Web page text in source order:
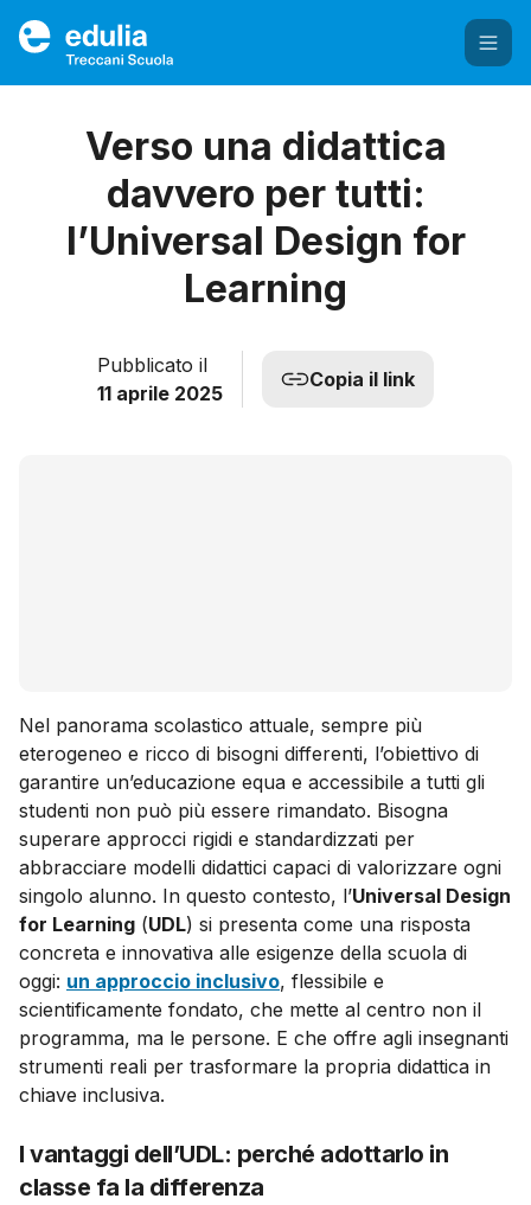
Edulia Treccani Scuola
Verso una didattica
davvero per tutti:
l’Universal Design for
Learning
Pubblicato il
11 aprile 2025
Copia il link
Nel panorama scolastico attuale, sempre più
eterogeneo e ricco di bisogni differenti, l’obiettivo di
garantire un’educazione equa e accessibile a tutti gli
studenti non può più essere rimandato. Bisogna
superare approcci rigidi e standardizzati per
abbracciare modelli didattici capaci di valorizzare ogni
singolo alunno. In questo contesto, l’Universal Design
for Learning (UDL) si presenta come una risposta
concreta e innovativa alle esigenze della scuola di
oggi: un approccio inclusivo, flessibile e
scientificamente fondato, che mette al centro non il
programma, ma le persone. E che offre agli insegnanti
strumenti reali per trasformare la propria didattica in
chiave inclusiva.
I vantaggi dell’UDL: perché adottarlo in
classe fa la differenza